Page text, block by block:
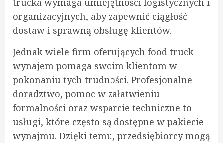
trucka wymaga umiejętności logistycznych i
organizacyjnych, aby zapewnić ciągłość
dostaw i sprawną obsługę klientów.
Jednak wiele firm oferujących food truck
wynajem pomaga swoim klientom w
pokonaniu tych trudności. Profesjonalne
doradztwo, pomoc w załatwieniu
formalności oraz wsparcie techniczne to
usługi, które często są dostępne w pakiecie
wynajmu. Dzięki temu, przedsiębiorcy mogą